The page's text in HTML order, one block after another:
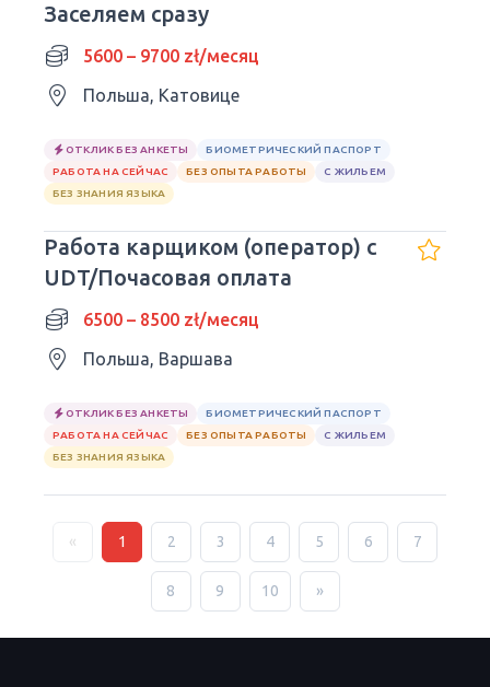
Заселяем сразу
5600 – 9700 zł/месяц
Польша, Катовице
ОТКЛИК БЕЗ АНКЕТЫ
БИОМЕТРИЧЕСКИЙ ПАСПОРТ
РАБОТА НА СЕЙЧАС
БЕЗ ОПЫТА РАБОТЫ
С ЖИЛЬЕМ
БЕЗ ЗНАНИЯ ЯЗЫКА
Работа карщиком (оператор) с
UDT/Почасовая оплата
6500 – 8500 zł/месяц
Польша, Варшава
ОТКЛИК БЕЗ АНКЕТЫ
БИОМЕТРИЧЕСКИЙ ПАСПОРТ
РАБОТА НА СЕЙЧАС
БЕЗ ОПЫТА РАБОТЫ
С ЖИЛЬЕМ
БЕЗ ЗНАНИЯ ЯЗЫКА
« 1 2 3 4 5 6 7
8 9 10 »